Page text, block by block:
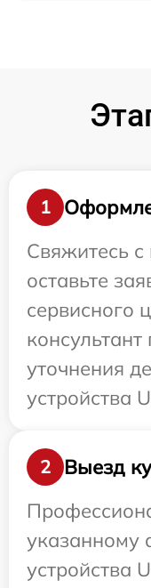
1
Свяжитесь
оставьте
сервисного
уточнения
устройства
2
Выезд
указанному
устройства